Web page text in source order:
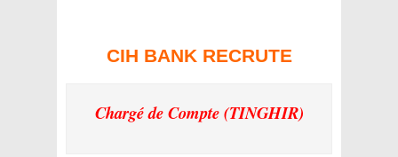
CIH BANK RECRUTE
Chargé de Compte (TINGHIR)